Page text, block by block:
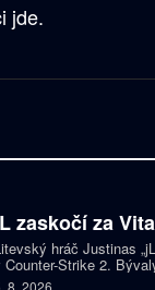
jde.
zaskočí za
hráč Justinas
Counter-Strike 2.
Open Porto a